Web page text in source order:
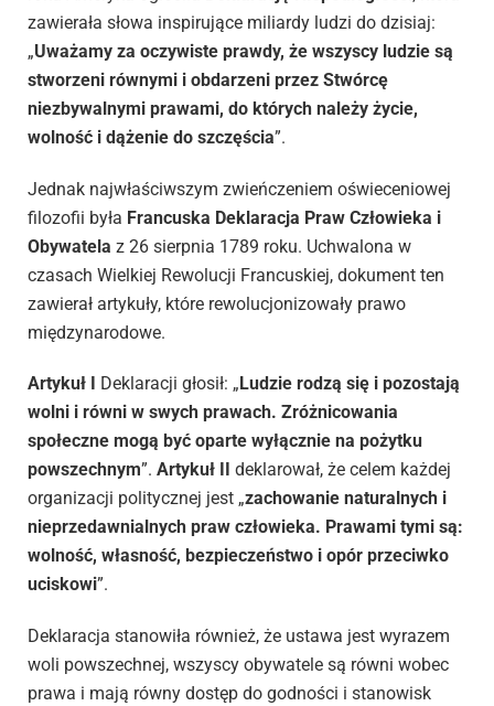
zawierała słowa inspirujące miliardy ludzi do dzisiaj:
„Uważamy za oczywiste prawdy, że wszyscy ludzie są
stworzeni równymi i obdarzeni przez Stwórcę
niezbywalnymi prawami, do których należy życie,
wolność i dążenie do szczęścia”.
Jednak najwłaściwszym zwieńczeniem oświeceniowej
filozofii była Francuska Deklaracja Praw Człowieka i
Obywatela z 26 sierpnia 1789 roku. Uchwalona w
czasach Wielkiej Rewolucji Francuskiej, dokument ten
zawierał artykuły, które rewolucjonizowały prawo
międzynarodowe.
Artykuł I Deklaracji głosił: „ Ludzie rodzą się i pozostają
wolni i równi w swych prawach. Zróżnicowania
społeczne mogą być oparte wyłącznie na pożytku
powszechnym”. Artykuł II
deklarował, że celem każdej
organizacji politycznej jest „zachowanie naturalnych i
nieprzedawnialnych praw człowieka. Prawami tymi są:
wolność, własność, bezpieczeństwo i opór przeciwko
uciskowi”.
Deklaracja stanowiła również, że ustawa jest wyrazem
woli powszechnej, wszyscy obywatele są równi wobec
prawa i mają równy dostęp do godności i stanowisk